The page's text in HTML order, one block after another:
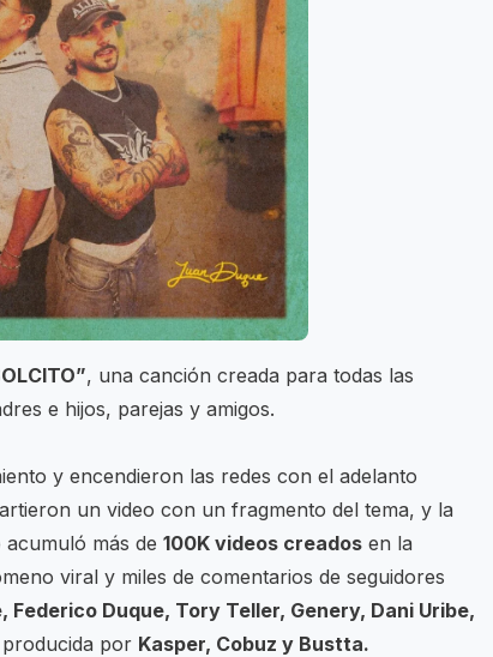
, una canción creada para todas las
e hijos, parejas y amigos.
y encendieron las redes con el adelanto
un video con un fragmento del tema, y la
más de 100K videos creados en la
viral y miles de comentarios de seguidores
Federico Duque, Tory Teller, Genery, Dani Uribe,
por Kasper, Cobuz y Bustta.